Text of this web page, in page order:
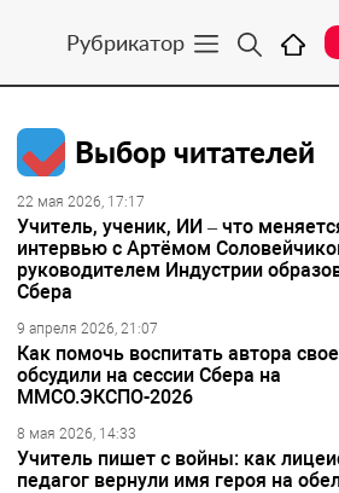
Рубрикатор
Выбор читателей
22 мая 2026, 17:17
Учитель, ученик, ИИ – что
интервью с Артёмом
руководителем Индустрии
Сбера
9 апреля 2026, 21:07
Как помочь воспитать автора
обсудили на сессии Сбера на
ММСО.ЭКСПО-2026
8 мая 2026, 14:33
Учитель пишет с войны: как
педагог вернули имя героя на